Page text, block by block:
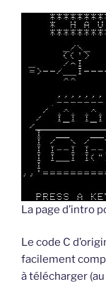
La page d’intro
Le code C
facilement
à télécharger